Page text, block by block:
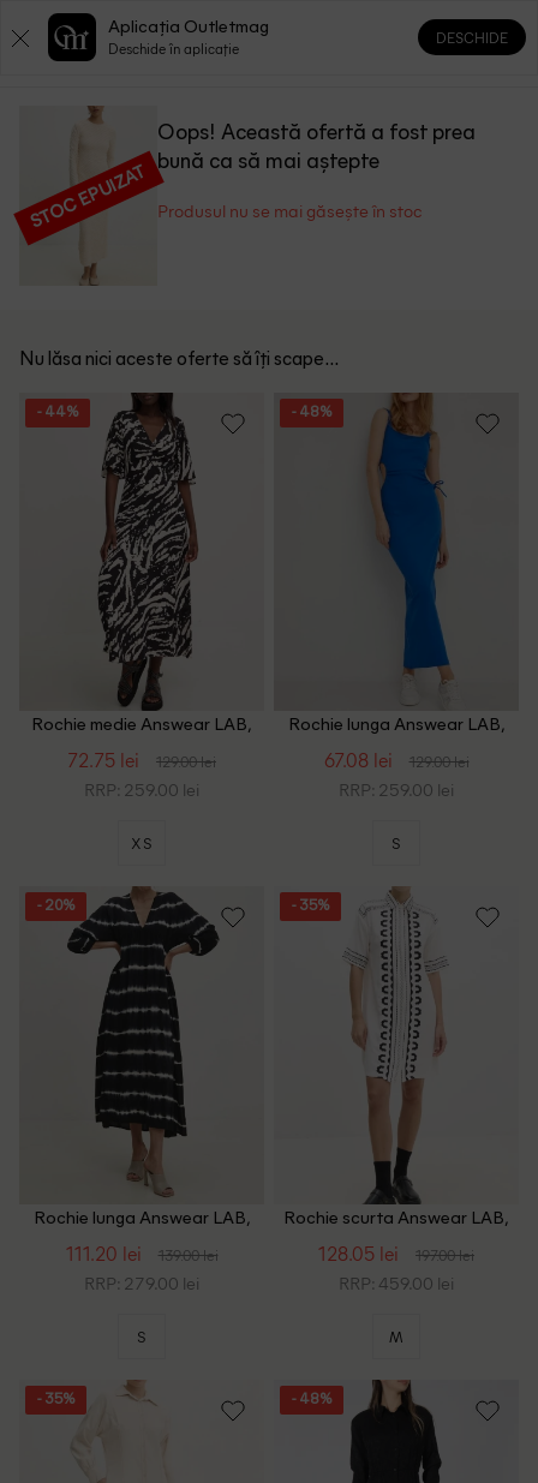
0 0
STOC EPUIZAT
Oops! Această ofertă a fost prea
bună ca să mai aștepte
Produsul nu se mai găsește în stoc
Nu lăsa nici aceste oferte să îți scape...
- 44%
Rochie medie Answear LAB,
72.75 lei 129.00 lei
RRP: 259.00 lei
XS
- 48%
Rochie lunga Answear LAB,
67.08 lei 129.00 lei
RRP: 259.00 lei
S
- 20%
Rochie lunga Answear LAB,
111.20 lei 139.00 lei
RRP: 279.00 lei
S
- 35%
Rochie scurta Answear LAB,
128.05 lei 197.00 lei
RRP: 459.00 lei
M
- 35% - 48%
Aplicația Outletmag
Deschide în aplicație
DESCHIDE